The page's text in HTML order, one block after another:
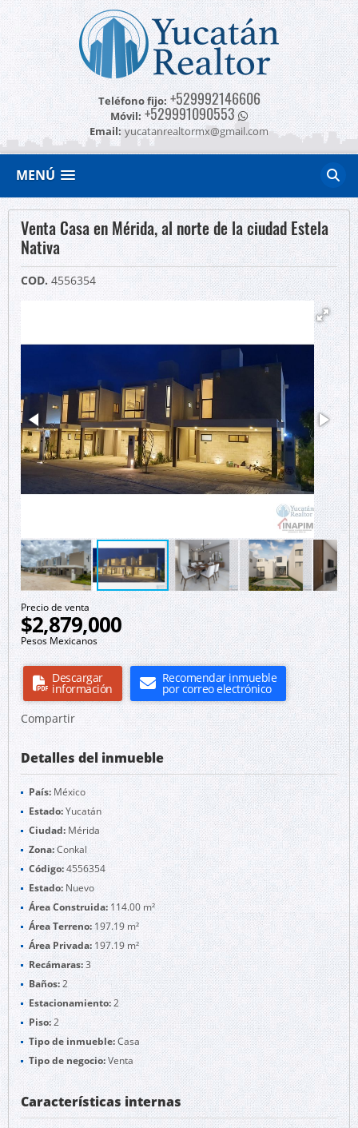
Teléfono fijo: +529992146606
Móvil: +529991090553
Email: yucatanrealtormx@gmail.com
MENÚ
Venta Casa en Mérida, al norte de la ciudad Estela
Nativa
COD. 4556354
Precio de venta
$2,879,000
Pesos Mexicanos
Descargar
información
Recomendar inmueble
por correo electrónico
Compartir
Detalles del inmueble
País: México
Estado:Yucatán
Ciudad: Mérida
Zona:Conkal
Código:4556354
Estado: Nuevo
Área Construida:114.00 m²
Área Terreno:197.19 m²
Área Privada: 197.19 m²
Recámaras:3
Baños:2
Estacionamiento:2
Piso:2
Tipo de inmueble:Casa
Tipo de negocio:Venta
Características internas